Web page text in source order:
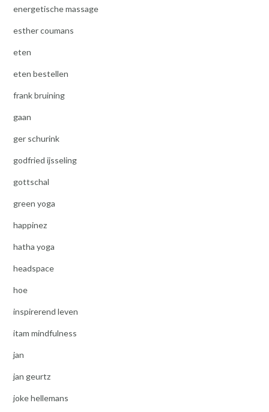
energetische massage
esther coumans
eten
eten bestellen
frank bruining
gaan
ger schurink
godfried ijsseling
gottschal
green yoga
happinez
hatha yoga
headspace
hoe
inspirerend leven
itam mindfulness
jan
jan geurtz
joke hellemans